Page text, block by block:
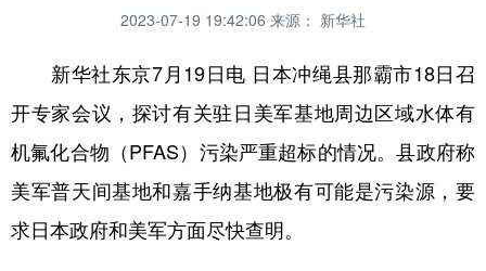
全球连线
科技 科创 量子 体育
文化 书画 健康 军事
法律 中央文件
2023-07-19 19:42:06 来源： 新华社
新华社东京7月19日电 日本冲绳县那霸市18日召
开专家会议，探讨有关驻日美军基地周边区域水体有
机氟化合物（PFAS）污染严重超标的情况。县政府称
美军普天间基地和嘉手纳基地极有可能是污染源，要
求日本政府和美军方面尽快查明。